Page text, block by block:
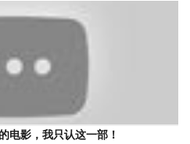
电影，我只认这一部！